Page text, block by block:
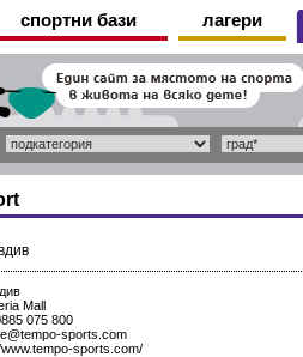
спортни бази лагери
Mall
075 800
sports.com
sports.com/